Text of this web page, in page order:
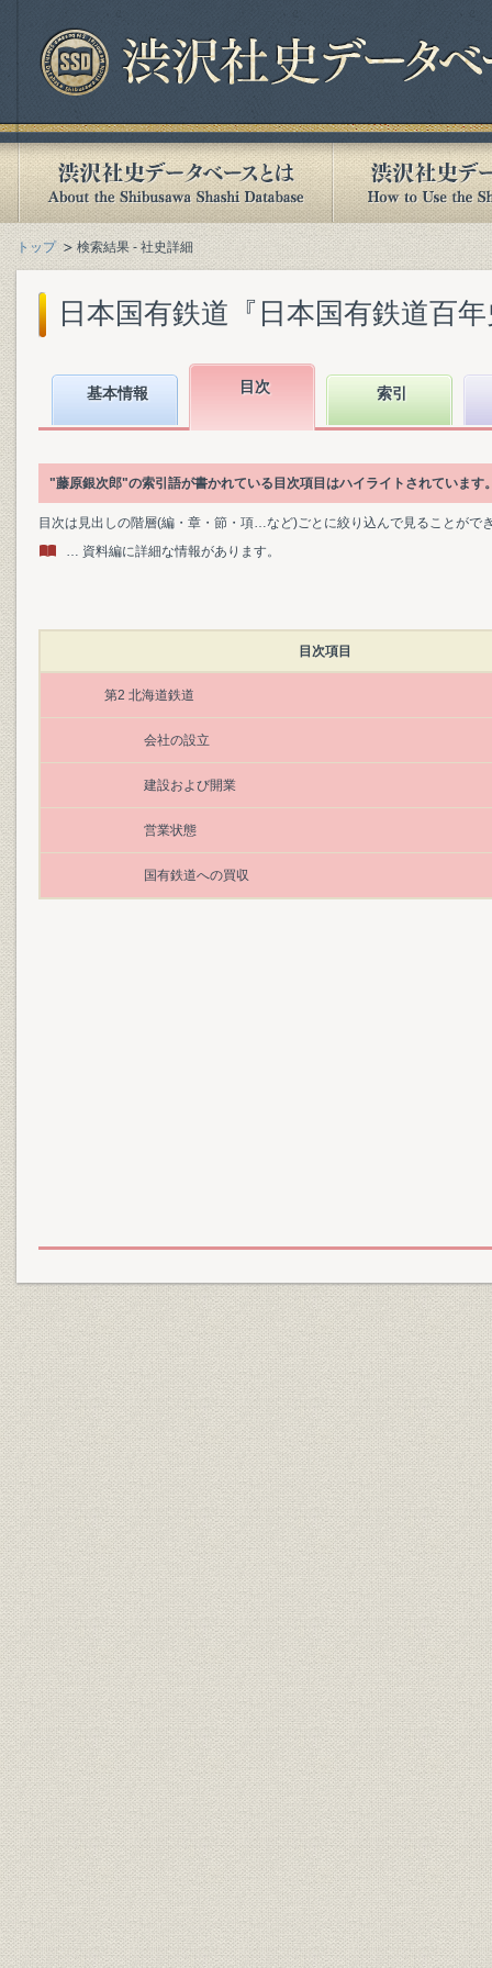
トップ 検索結果 - 社史詳細
日本国有鉄道『日本国有鉄道百
基本情報 目次 索引
"藤原銀次郎"の索引語が書かれている目次項目はハイライトされています
目次は見出しの階層(編・章・節・項…など)ごとに絞り込んで見ることがで
… 資料編に詳細な情報があります。
目次項目
第2 北海道鉄道
会社の設立
建設および開業
営業状態
国有鉄道への買収